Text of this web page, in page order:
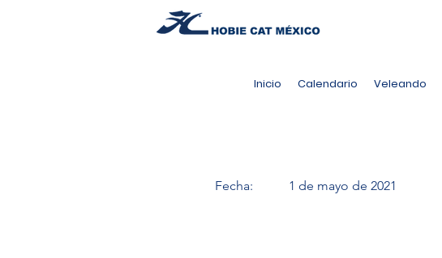
Inicio Calendario Veleando
Fecha: 1 de mayo de 2021